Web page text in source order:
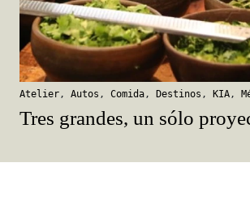
Atelier, Autos , Comida, Destinos , KIA,
Tres grandes, un sólo